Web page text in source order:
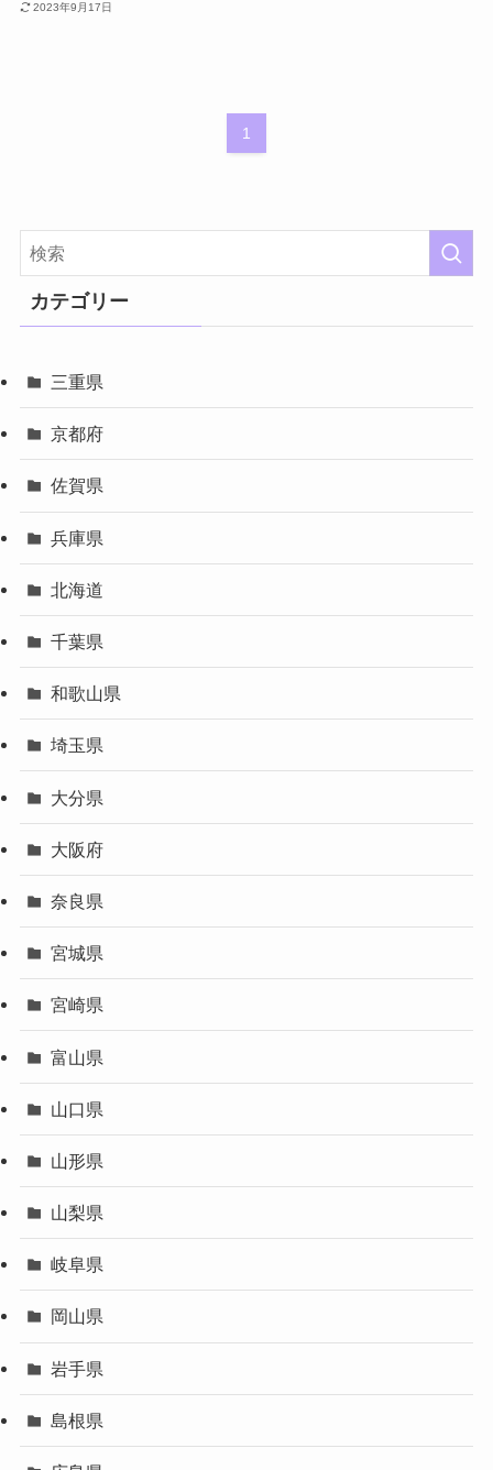
2023年9月17日
1
カテゴリー
三重県
京都府
佐賀県
兵庫県
北海道
千葉県
和歌山県
埼玉県
大分県
大阪府
奈良県
宮城県
宮崎県
富山県
山口県
山形県
山梨県
岐阜県
岡山県
岩手県
島根県